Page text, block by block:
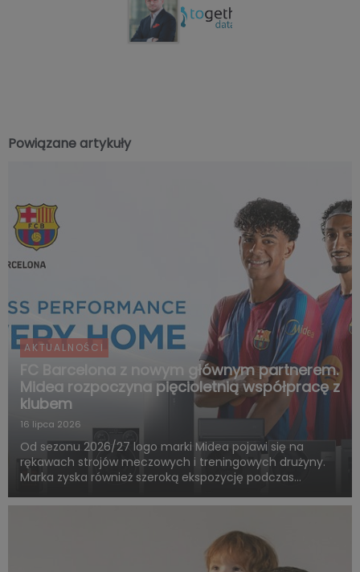
Powiązane artykuły
AKTUALNOŚCI
FC Barcelona z nowym głównym partnerem.
Midea rozpoczyna pięcioletnią współpracę z
klubem
16 lipca 2026
Od sezonu 2026/27 logo marki Midea pojawi się na
rękawach strojów meczowych i treningowych drużyny.
Marka zyska również szeroką ekspozycję podczas
współpraca obejmie także wspólne działania skierowane